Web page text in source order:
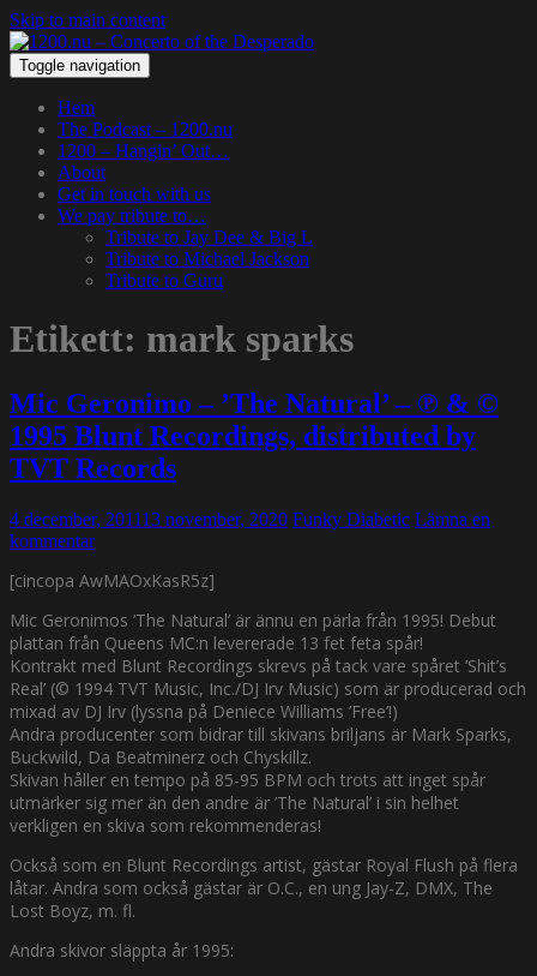
Skip to main content
Toggle navigation
Hem
The Podcast – 1200.nu
1200 – Hangin’ Out…
About
Get in touch with us
We pay tribute to…
Tribute to Jay Dee & Big L
Tribute to Michael Jackson
Tribute to Guru
Etikett: mark sparks
Mic Geronimo – ’The Natural’ – ℗ & ©
1995 Blunt Recordings, distributed by
TVT Records
4 december, 201113 november, 2020 Funky Diabetic Lämna en
kommentar
[cincopa AwMAOxKasR5z]
Mic Geronimos ’The Natural’ är ännu en pärla från 1995! Debut
plattan från Queens MC:n levererade 13 fet feta spår!
Kontrakt med Blunt Recordings skrevs på tack vare spåret ’Shit’s
Real’ (© 1994 TVT Music, Inc./DJ Irv Music) som är producerad och
mixad av DJ Irv (lyssna på Deniece Williams ’Free’!)
Andra producenter som bidrar till skivans briljans är Mark Sparks,
Buckwild, Da Beatminerz och Chyskillz.
Skivan håller en tempo på 85-95 BPM och trots att inget spår
utmärker sig mer än den andre är ’The Natural’ i sin helhet
verkligen en skiva som rekommenderas!
Också som en Blunt Recordings artist, gästar Royal Flush på flera
låtar. Andra som också gästar är O.C., en ung Jay-Z, DMX, The
Lost Boyz, m. fl.
Andra skivor släppta år 1995: